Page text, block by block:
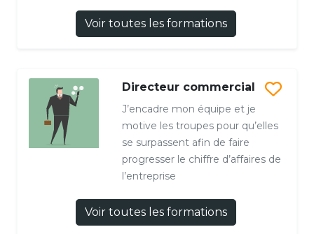
Voir toutes les formations
Directeur commercial
J’encadre mon équipe et je
motive les troupes pour qu’elles
se surpassent afin de faire
progresser le chiffre d’affaires de
l’entreprise
Voir toutes les formations